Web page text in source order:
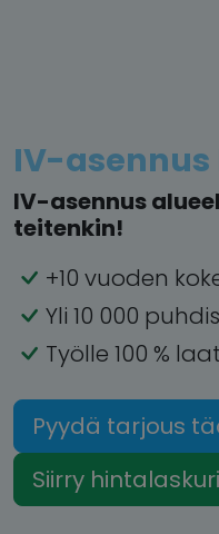
IV-asennus
IV-asennus
teitenkin!
+10 vuoden
Yli 10 000
Työlle 100 %
Pyydä tarjous
Siirry